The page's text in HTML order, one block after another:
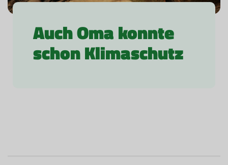
Auch Oma konnte
schon Klimaschutz